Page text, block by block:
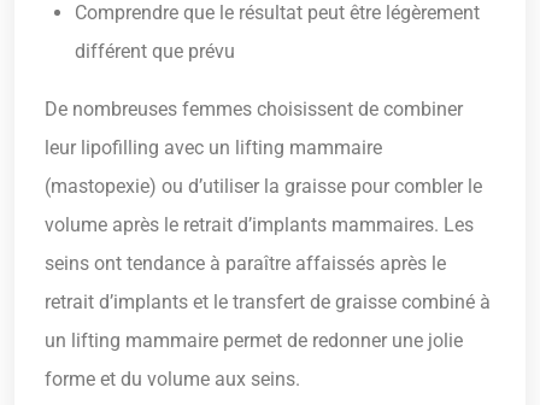
Comprendre que le résultat peut être légèrement
différent que prévu
De nombreuses femmes choisissent de combiner
leur lipofilling avec un lifting mammaire
(mastopexie) ou d’utiliser la graisse pour combler le
volume après le retrait d’implants mammaires. Les
seins ont tendance à paraître affaissés après le
retrait d’implants et le transfert de graisse combiné à
un lifting mammaire permet de redonner une jolie
forme et du volume aux seins.